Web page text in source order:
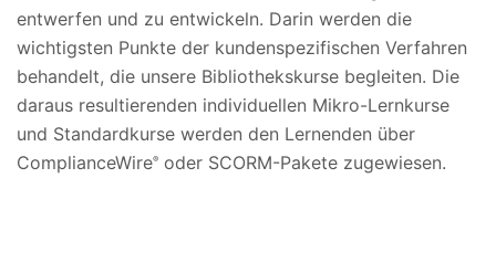
entwerfen und zu entwickeln. Darin werden die
wichtigsten Punkte der kundenspezifischen Verfahren
behandelt, die unsere Bibliothekskurse begleiten. Die
daraus resultierenden individuellen Mikro-Lernkurse
und Standardkurse werden den Lernenden über
ComplianceWire® oder SCORM-Pakete zugewiesen.